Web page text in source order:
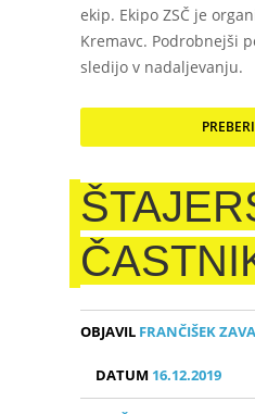
ekip. Ekipo ZSČ je
Kremavc. Podrobnejši
sledijo v nadaljevanju.
OBJAVIL FRANČIŠEK
DATUM 16.12.2019